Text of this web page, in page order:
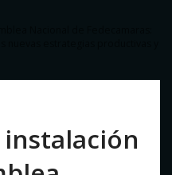
instalación